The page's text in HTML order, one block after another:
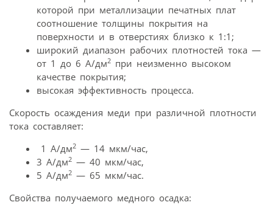
которой при металлизации печатных плат
соотношение толщины покрытия на
поверхности и в отверстиях близко к 1:1;
широкий диапазон рабочих плотностей тока —
от 1 до 6 А/дм2 при неизменно высоком
качестве покрытия;
высокая эффективность процесса.
Скорость осаждения меди при различной плотности
тока составляет:
1 А/дм2 — 14 мкм/час,
3 А/дм2 — 40 мкм/час,
5 А/дм2 — 65 мкм/час.
Свойства получаемого медного осадка: